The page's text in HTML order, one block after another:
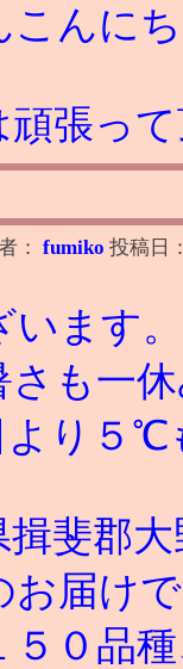
こんに
頑張っ
： fumiko 投稿日
ます。
さも一
り５℃
揖斐郡
お届け
５０品